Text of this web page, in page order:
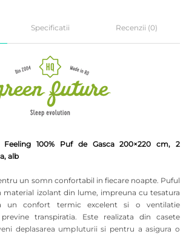
Specificatii Recenzii (0)
Feeling 100% Puf de Gasca 200×220 cm, 2
alb
un somn confortabil in fiecare noapte. Puful
material izolant din lume, impreuna cu tesatura
un confort termic excelent si o ventilatie
transpiratia. Este realizata din casete
deplasarea umpluturii si pentru a asigura o